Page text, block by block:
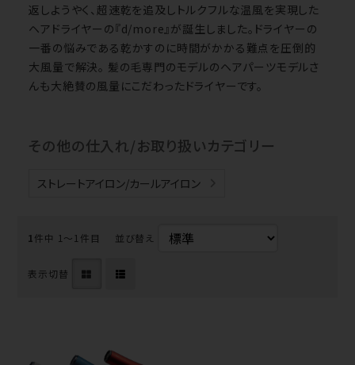
返しようやく、超速乾を追及しトルクフルな温風を実現した
ヘアドライヤーの『d/more』が誕生しました。ドライヤーの
一番の悩みである乾かすのに時間がかかる難点を圧倒的
大風量で解決。 髪の毛専門のモデルのヘアパーツモデルさ
んも大絶賛の風量にこだわったドライヤーです。
その他の仕入れ/お取り扱いカテゴリー
ストレートアイロン/カールアイロン
1 件中 1〜1件目 並び替え
表示切替